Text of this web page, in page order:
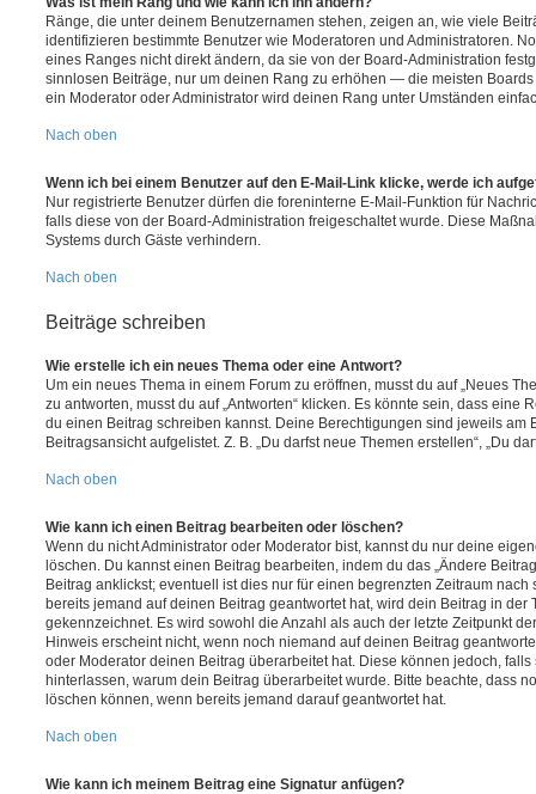
Ränge, die unter deinem Benutzernamen stehen, zeigen an, wie viele
identifizieren bestimmte Benutzer wie Moderatoren und Administratoren.
eines Ranges nicht direkt ändern, da sie von der Board-Administration
sinnlosen Beiträge, nur um deinen Rang zu erhöhen — die meisten
ein Moderator oder Administrator wird deinen Rang unter Umständen
Nach oben
Wenn ich bei einem Benutzer auf den E-Mail-Link klicke, werde ich
Nur registrierte Benutzer dürfen die foreninterne E-Mail-Funktion für
falls diese von der Board-Administration freigeschaltet wurde. Diese
Systems durch Gäste verhindern.
Nach oben
Beiträge schreiben
Wie erstelle ich ein neues Thema oder eine Antwort?
Um ein neues Thema in einem Forum zu eröffnen, musst du auf „Neues
zu antworten, musst du auf „Antworten“ klicken. Es könnte sein, dass eine
du einen Beitrag schreiben kannst. Deine Berechtigungen sind jeweils am
Beitragsansicht aufgelistet. Z. B. „Du darfst neue Themen erstellen“, „Du
Nach oben
Wie kann ich einen Beitrag bearbeiten oder löschen?
Wenn du nicht Administrator oder Moderator bist, kannst du nur deine
löschen. Du kannst einen Beitrag bearbeiten, indem du das „Ändere
Beitrag anklickst; eventuell ist dies nur für einen begrenzten Zeitraum
bereits jemand auf deinen Beitrag geantwortet hat, wird dein Beitrag in der
gekennzeichnet. Es wird sowohl die Anzahl als auch der letzte Zeitpunkt
Hinweis erscheint nicht, wenn noch niemand auf deinen Beitrag
oder Moderator deinen Beitrag überarbeitet hat. Diese können jedoch,
hinterlassen, warum dein Beitrag überarbeitet wurde. Bitte beachte, dass
löschen können, wenn bereits jemand darauf geantwortet hat.
Nach oben
Wie kann ich meinem Beitrag eine Signatur anfügen?